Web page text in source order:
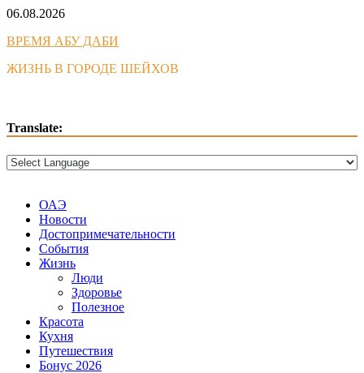
Skip
content
06.08.2026
ВРЕМЯ АБУ ДАБИ
ЖИЗНЬ В ГОРОДЕ ШЕЙХОВ
Translate:
ОАЭ
Новости
Достопримечательности
События
Жизнь
Люди
Здоровье
Полезное
Красота
Кухня
Путешествия
Бонус 2026